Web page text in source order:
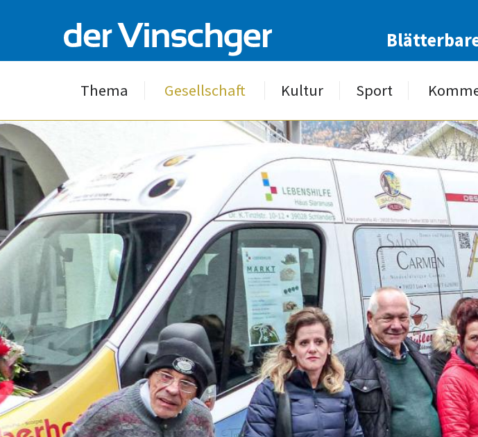
Thema Gesellschaft Kultur Sport